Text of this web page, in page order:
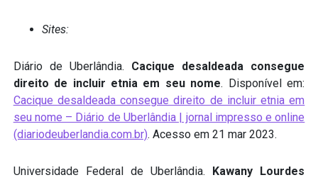
Sites:
Diário de Uberlândia. Cacique desaldeada consegue
direito de incluir etnia em seu nome. Disponível em:
Cacique desaldeada consegue direito de incluir etnia em
seu nome – Diário de Uberlândia | jornal impresso e online
(diariodeuberlandia.com.br). Acesso em 21 mar 2023.
Universidade Federal de Uberlândia. Kawany Lourdes